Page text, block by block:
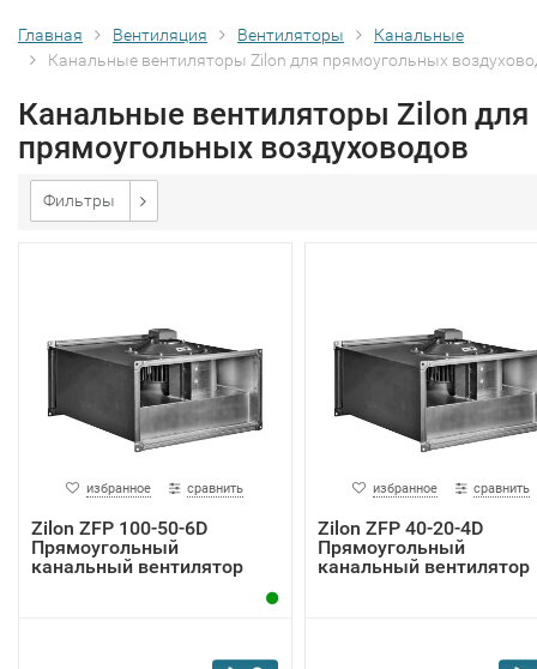
Главная Вентиляция Вентиляторы
Канальные
Канальные вентиляторы Zilon для прямоугольных
Канальные вентиляторы Zilon для
прямоугольных воздуховодов
Фильтры
избранное сравнить
Zilon ZFP 100-50-6D
Прямоугольный
канальный вентилятор
избранное сравнить
Zilon ZFP 40-20-4D
Прямоугольный
канальный вентилятор